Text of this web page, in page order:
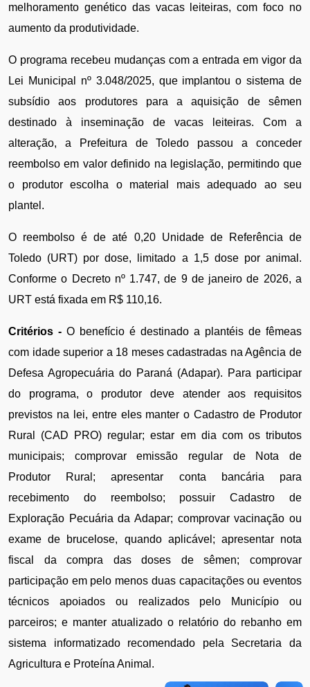
melhoramento genético das vacas leiteiras, com foco no
aumento da produtividade.
O programa recebeu mudanças com a entrada em vigor da
Lei Municipal nº 3.048/2025, que implantou o sistema de
subsídio aos produtores para a aquisição de sêmen
destinado à inseminação de vacas leiteiras. Com a
alteração, a Prefeitura de Toledo passou a conceder
reembolso em valor definido na legislação, permitindo que
o produtor escolha o material mais adequado ao seu
plantel.
O reembolso é de até 0,20 Unidade de Referência de
Toledo (URT) por dose, limitado a 1,5 dose por animal.
Conforme o Decreto nº 1.747, de 9 de janeiro de 2026, a
URT está fixada em R$ 110,16.
Critérios - O benefício é destinado a plantéis de fêmeas
com idade superior a 18 meses cadastradas na Agência de
Defesa Agropecuária do Paraná (Adapar). Para participar
do programa, o produtor deve atender aos requisitos
previstos na lei, entre eles manter o Cadastro de Produtor
Rural (CAD PRO) regular; estar em dia com os tributos
municipais; comprovar emissão regular de Nota de
Produtor Rural; apresentar conta bancária para
recebimento do reembolso; possuir Cadastro de
Exploração Pecuária da Adapar; comprovar vacinação ou
exame de brucelose, quando aplicável; apresentar nota
fiscal da compra das doses de sêmen; comprovar
participação em pelo menos duas capacitações ou eventos
técnicos apoiados ou realizados pelo Município ou
parceiros; e manter atualizado o relatório do rebanho em
sistema informatizado recomendado pela Secretaria da
Agricultura e Proteína Animal.